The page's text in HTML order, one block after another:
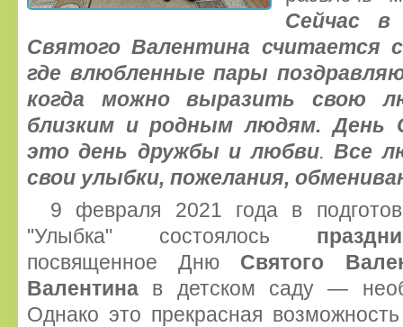
Сейчас
Святого Валентина считается
где влюбленные пары
когда можно выразить свою
близким и родным людям. День
это день дружбы и любви. Все
свои улыбки, пожелания,
9 февраля 2021 года в
"Улыбка" состоялось
посвященное Дню Святого
Валентина в детском саду —
Однако это прекрасная